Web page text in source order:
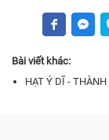
Bài viết khác:
HẠT Ý DĨ -